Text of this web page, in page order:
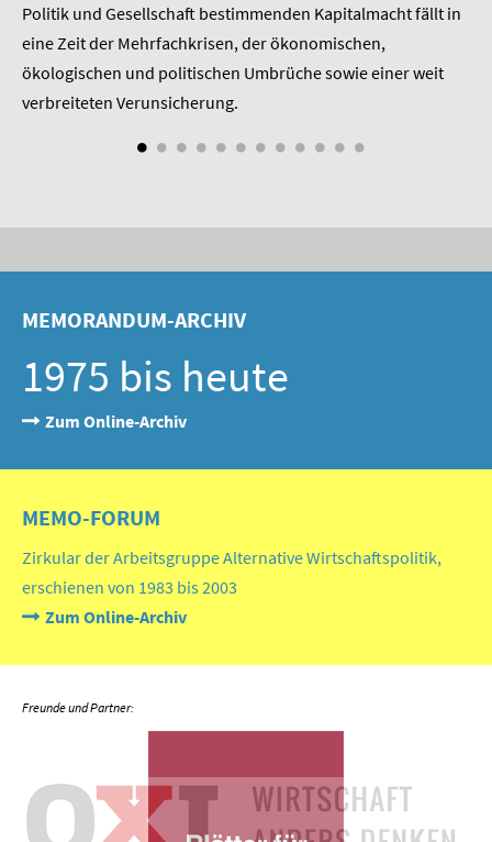
Kontakt
Termine
Politik und Gesellschaft bestimmenden Kapitalmacht fällt in
eine Zeit der Mehrfachkrisen, der ökonomischen,
ökologischen und politischen Umbrüche sowie einer weit
verbreiteten Verunsicherung.
MEMORANDUM-ARCHIV
1975 bis heute
Zum Online-Archiv
MEMO-FORUM
Zirkular der Arbeitsgruppe Alternative Wirtschaftspolitik,
erschienen von 1983 bis 2003
Zum Online-Archiv